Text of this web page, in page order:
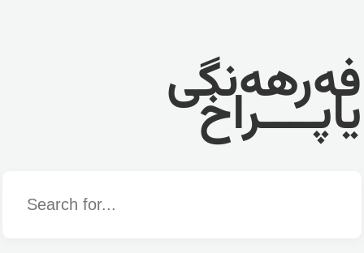
فەرهەنگی
یاپــــراخ
Word